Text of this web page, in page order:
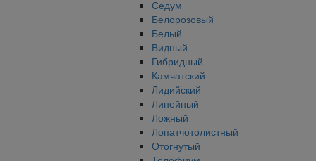
Седум
Белорозовый
Белый
Видный
Гибридный
Камчатский
Лидийский
Линейный
Ложный
Лопатчотолистный
Отогнутый